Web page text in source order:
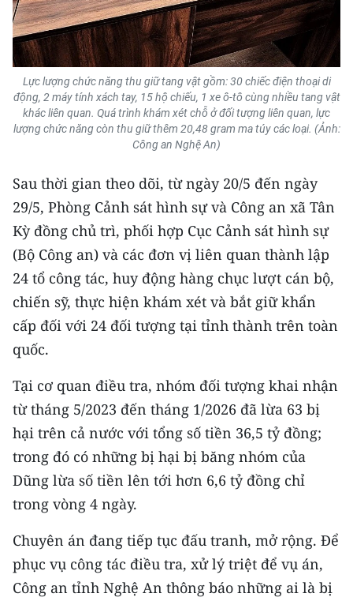
Lực lượng chức năng thu giữ tang vật gồm: 30 chiếc điện thoại di
động, 2 máy tính xách tay, 15 hộ chiếu, 1 xe ô-tô cùng nhiều tang vật
khác liên quan. Quá trình khám xét chỗ ở đối tượng liên quan, lực
lượng chức năng còn thu giữ thêm 20,48 gram ma túy các loại. (Ảnh:
Công an Nghệ An)
Sau thời gian theo dõi, từ ngày 20/5 đến ngày
29/5, Phòng Cảnh sát hình sự và Công an xã Tân
Kỳ đồng chủ trì, phối hợp Cục Cảnh sát hình sự
(Bộ Công an) và các đơn vị liên quan thành lập
24 tổ công tác, huy động hàng chục lượt cán bộ,
chiến sỹ, thực hiện khám xét và bắt giữ khẩn
cấp đối với 24 đối tượng tại tỉnh thành trên toàn
quốc.
Tại cơ quan điều tra, nhóm đối tượng khai nhận
từ tháng 5/2023 đến tháng 1/2026 đã lừa 63 bị
hại trên cả nước với tổng số tiền 36,5 tỷ đồng;
trong đó có những bị hại bị băng nhóm của
Dũng lừa số tiền lên tới hơn 6,6 tỷ đồng chỉ
trong vòng 4 ngày.
Chuyên án đang tiếp tục đấu tranh, mở rộng. Để
phục vụ công tác điều tra, xử lý triệt để vụ án,
Công an tỉnh Nghệ An thông báo những ai là bị